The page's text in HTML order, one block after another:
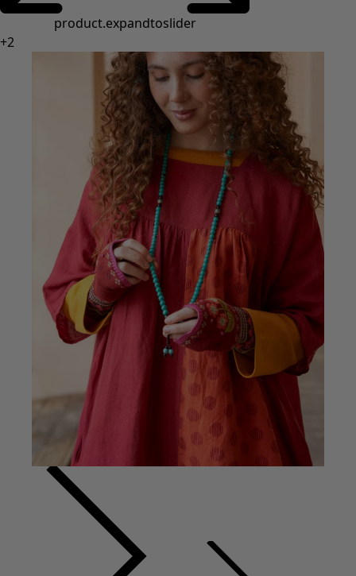
Styles de vétements
Vêtements en lin
Robes de style hippie
Vêtements hippies
Une mode scandinave
Superpositions
Des carreaux à foison
Vêtements bio
Un design suédois
Robes en jersey
Vêtements bohèmes
Des vêtements pour les soirées fraîches
Vêtements à motif
Coton biologique
Maillots de bain et vêtements de plage
Vêtements de fête